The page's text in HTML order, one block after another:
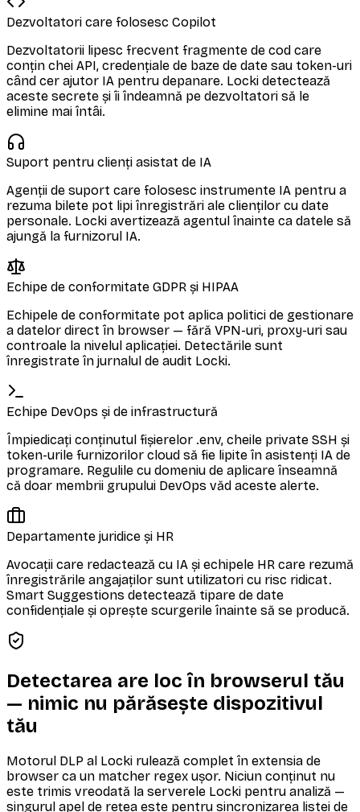
Dezvoltatori care folosesc Copilot
Dezvoltatorii lipesc frecvent fragmente de cod care
conțin chei API, credențiale de baze de date sau token-uri
când cer ajutor IA pentru depanare. Locki detectează
aceste secrete și îi îndeamnă pe dezvoltatori să le
elimine mai întâi.
Suport pentru clienți asistat de IA
Agenții de suport care folosesc instrumente IA pentru a
rezuma bilete pot lipi înregistrări ale clienților cu date
personale. Locki avertizează agentul înainte ca datele să
ajungă la furnizorul IA.
Echipe de conformitate GDPR și HIPAA
Echipele de conformitate pot aplica politici de gestionare
a datelor direct în browser — fără VPN-uri, proxy-uri sau
controale la nivelul aplicației. Detectările sunt
înregistrate în jurnalul de audit Locki.
Echipe DevOps și de infrastructură
Împiedicați conținutul fișierelor .env, cheile private SSH și
token-urile furnizorilor cloud să fie lipite în asistenți IA de
programare. Regulile cu domeniu de aplicare înseamnă
că doar membrii grupului DevOps văd aceste alerte.
Departamente juridice și HR
Avocații care redactează cu IA și echipele HR care rezumă
înregistrările angajaților sunt utilizatori cu risc ridicat.
Smart Suggestions detectează tipare de date
confidențiale și oprește scurgerile înainte să se producă.
Detectarea are loc în browserul tău
— nimic nu părăsește dispozitivul
tău
Motorul DLP al Locki rulează complet în extensia de
browser ca un matcher regex ușor. Niciun conținut nu
este trimis vreodată la serverele Locki pentru analiză —
singurul apel de rețea este pentru sincronizarea listei de